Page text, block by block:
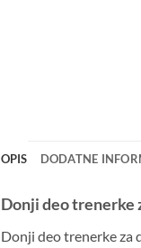
OPIS DODATNE
Donji deo trenerke
Donji deo trenerke za